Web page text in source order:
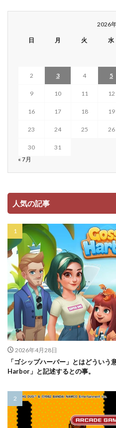
2026
日 月 火 水
2 3 4 5
9 10 11 12
16 17 18 19
23 24 25 26
30
31
« 7月
人気の記事
2026年4月28日
「ゴシップハーバー」とはどうい
Harbor」と記述するとの事。